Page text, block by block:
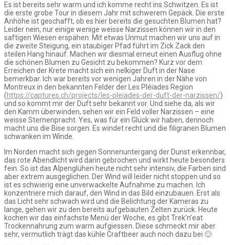
Es ist bereits sehr warm und ich komme recht ins Schwitzen. Es ist
die erste grobe Tour in diesem Jahr mit schwerem Gepäck. Die erste
Anhöhe ist geschafft, ob es hier bereits die gesuchten Blumen hat?
Leider nein, nur einige wenige weisse Narzissen können wir in den
saftigen Wiesen erspähen. Mit etwas Unmut machen wir uns auf in
die zweite Steigung, ein staubiger Pfad führt im Zick Zack den
steilen Hang hinauf. Machen wir diesmal erneut einen Ausflug ohne
die schönen Blumen zu Gesicht zu bekommen? Kurz vor dem
Erreichen der Krete macht sich ein nelkiger Duft in der Nase
bemerkbar. Ich war bereits vor wenigen Jahren in der Nähe von
Montreux in den bekannten Felder der Les Pléiades Region
(https://captures.ch/projects/les-pleiades-der-duft-der-narzissen/)
und so kommt mir der Duft sehr bekannt vor. Und siehe da, als wir
den Kamm überwinden, sehen wir ein Feld voller Narzissen – eine
weisse Sternenpracht. Yes, was für ein Glück wir haben, dennoch
macht uns die Bise sorgen. Es windet recht und die filigranen Blumen
schwanken im Winde.
Im Norden macht sich gegen Sonnenuntergang der Dunst erkennbar,
das rote Abendlicht wird darin gebrochen und wirkt heute besonders
fein. So ist das Alpenglühen heute nicht sehr intensiv, die Farben sind
aber extrem ausgeglichen. Der Wind will leider nicht stoppen und so
ist es schwierig eine unverwackelte Aufnahme zu machen. Ich
konzentriere mich darauf, den Wind in das Bild einzubauen. Erst als
das Licht sehr schwach wird und die Belichtung der Kameras zu
lange, gehen wir zu den bereits aufgebauten Zelten zurück. Heute
kochen wir das einfachste Menü der Woche, es gibt Trek’n’eat
Trockennahrung zum warm aufgiessen. Diese schmeckt mir aber
sehr, vermutlich trägt das kühle Craftbeer auch noch dazu bei 🙂